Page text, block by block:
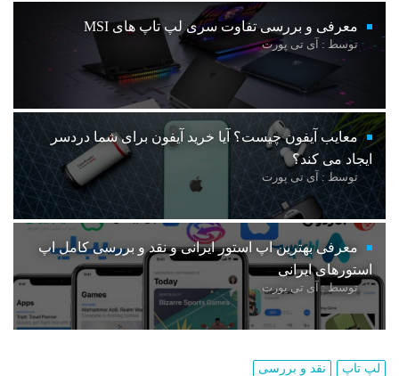
معرفی و بررسی تفاوت سری لپ تاپ های MSI
توسط : آی تی پورت
معایب آیفون چیست؟ آیا خرید آیفون برای شما دردسر
ایجاد می کند؟
توسط : آی تی پورت
معرفی بهترین اپ استور ایرانی و نقد و بررسی کامل اپ
استورهای ایرانی
توسط : آی تی پورت
لپ تاپ نقد و بررسی